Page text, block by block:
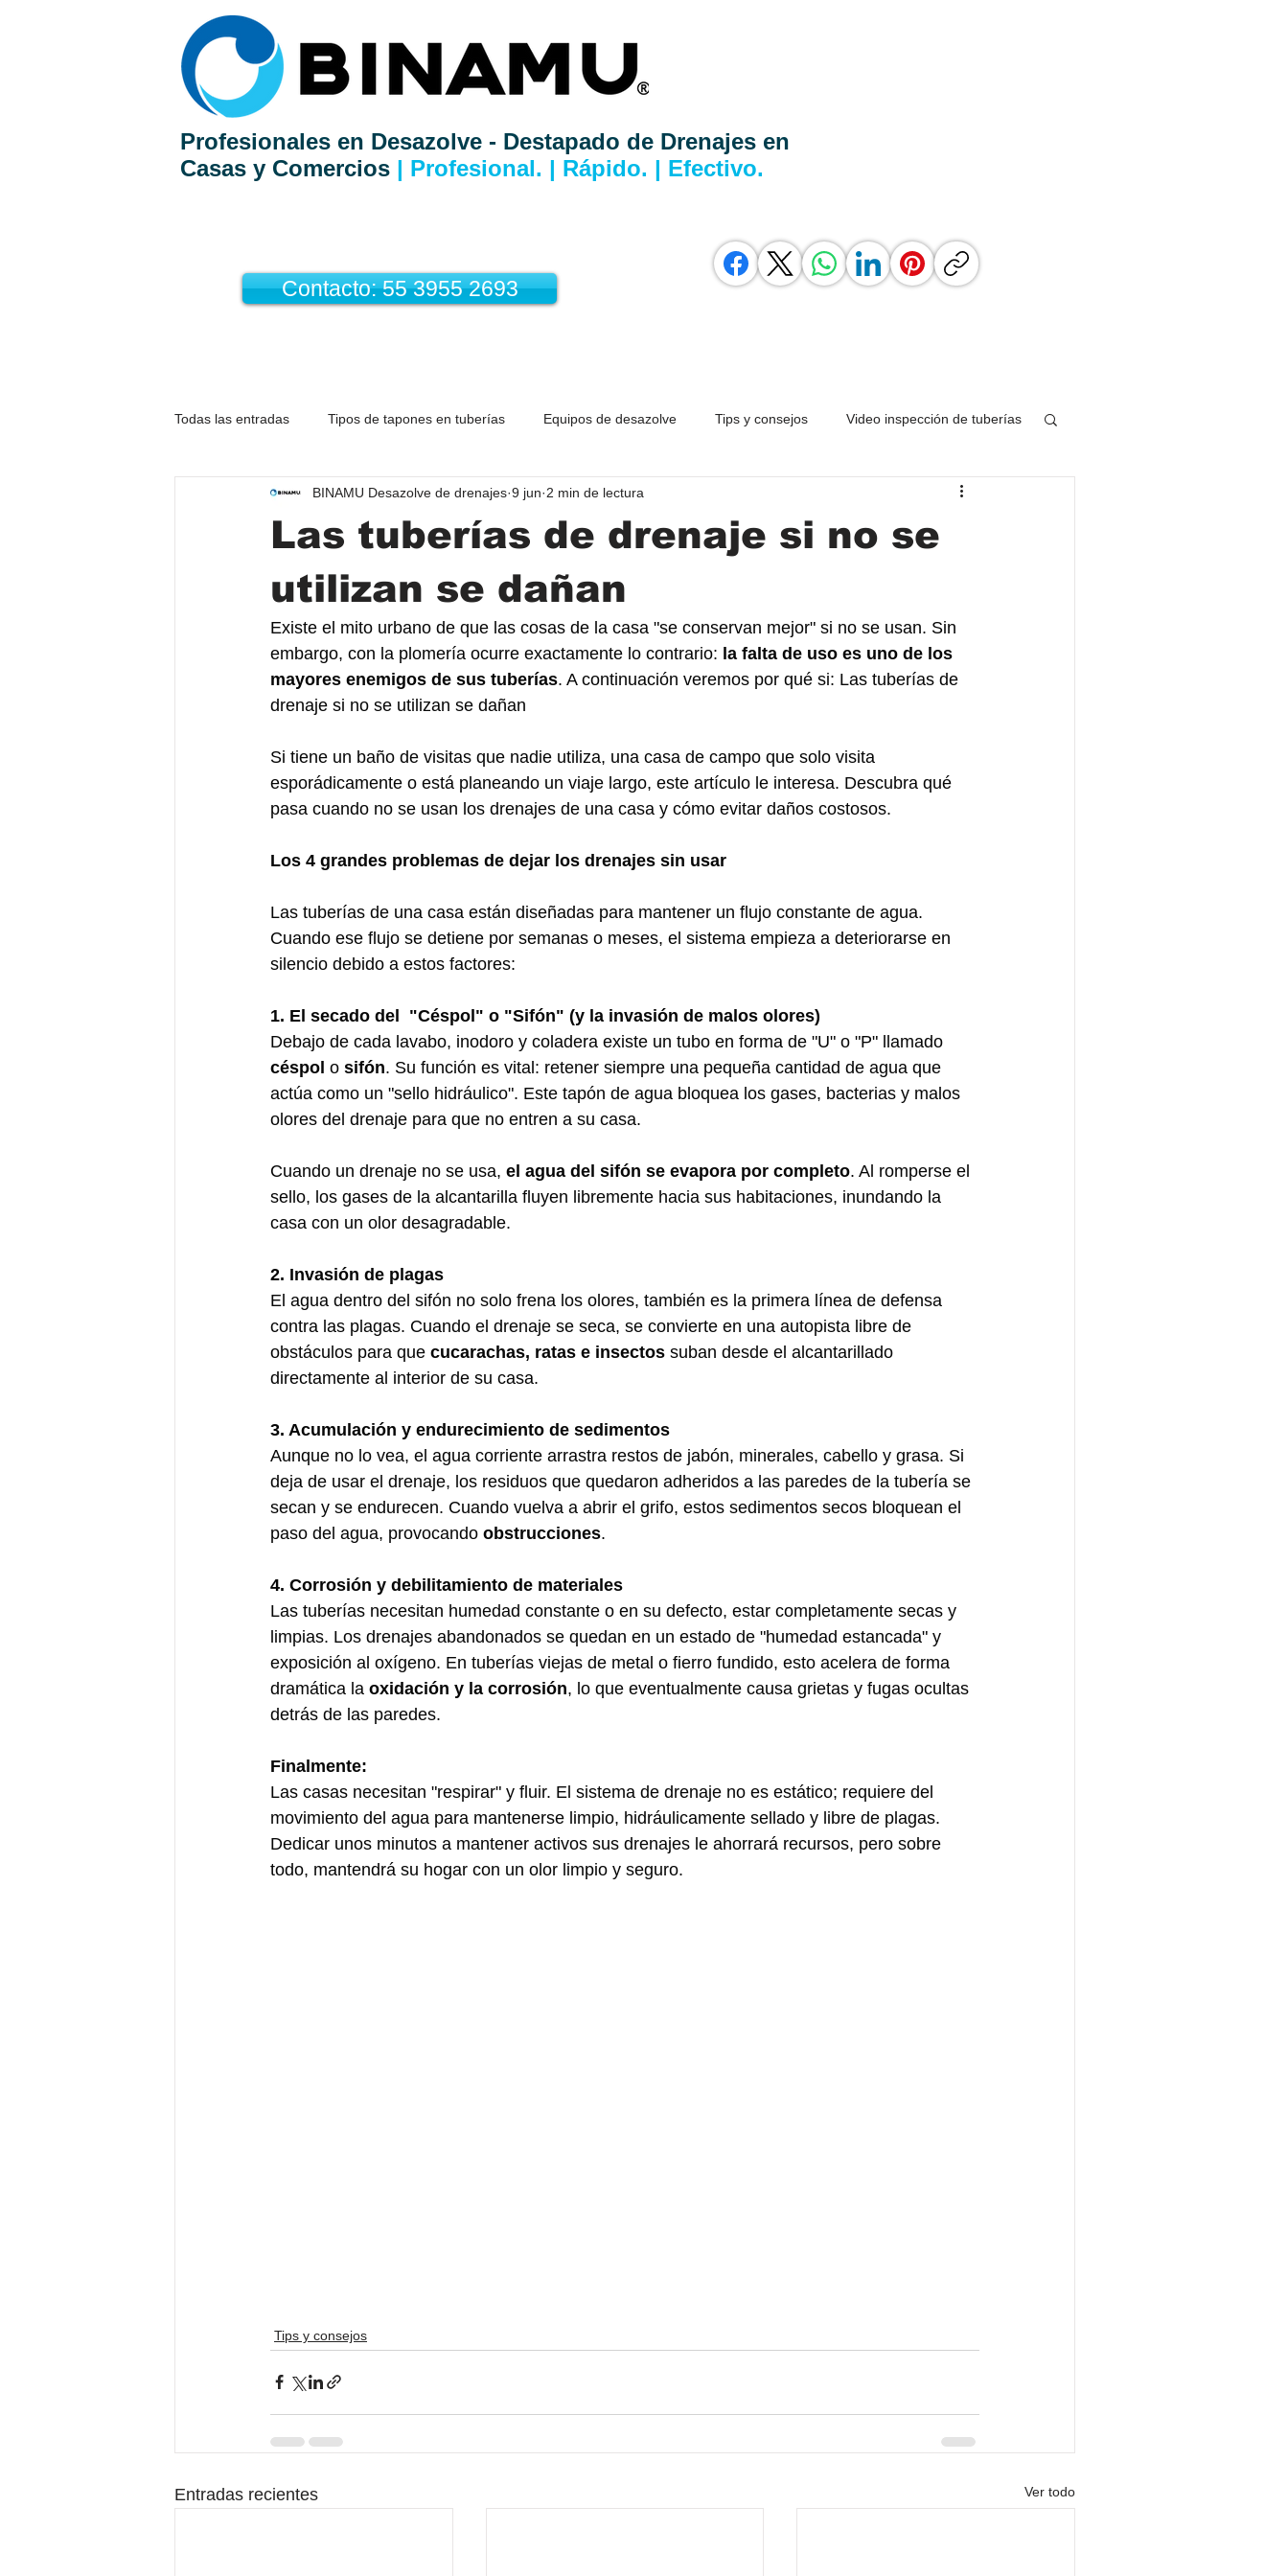
Profesionales en Desazolve - Destapado de Drenajes en
Casas y Comercios | Profesional. | Rápido. | Efectivo.
Contacto: 55 3955 2693
Todas las entradas Tipos de tapones en tuberías Equipos de desazolve Tips y consejos Video inspección de tuberías
Servicios de desazolve
Las tuberías de drenaje si no se
utilizan se dañan
BINAMU Desazolve de drenajes 9 jun 2 min de lectura
Existe el mito urbano de que las cosas de la casa "se conservan mejor" si no se usan. Sin
embargo, con la plomería ocurre exactamente lo contrario: la falta de uso es uno de los
mayores enemigos de sus tuberías. A continuación veremos por qué si: Las tuberías de
drenaje si no se utilizan se dañan
Si tiene un baño de visitas que nadie utiliza, una casa de campo que solo visita
esporádicamente o está planeando un viaje largo, este artículo le interesa. Descubra qué
pasa cuando no se usan los drenajes de una casa y cómo evitar daños costosos.
Los 4 grandes problemas de dejar los drenajes sin usar
Las tuberías de una casa están diseñadas para mantener un flujo constante de agua.
Cuando ese flujo se detiene por semanas o meses, el sistema empieza a deteriorarse en
silencio debido a estos factores:
1. El secado del  "Céspol" o "Sifón" (y la invasión de malos olores)
Debajo de cada lavabo, inodoro y coladera existe un tubo en forma de "U" o "P" llamado
céspol o sifón. Su función es vital: retener siempre una pequeña cantidad de agua que
actúa como un "sello hidráulico". Este tapón de agua bloquea los gases, bacterias y malos
olores del drenaje para que no entren a su casa.
Cuando un drenaje no se usa, el agua del sifón se evapora por completo. Al romperse el
sello, los gases de la alcantarilla fluyen libremente hacia sus habitaciones, inundando la
casa con un olor desagradable.
2. Invasión de plagas
El agua dentro del sifón no solo frena los olores, también es la primera línea de defensa
contra las plagas. Cuando el drenaje se seca, se convierte en una autopista libre de
obstáculos para que cucarachas, ratas e insectos suban desde el alcantarillado
directamente al interior de su casa.
3. Acumulación y endurecimiento de sedimentos
Aunque no lo vea, el agua corriente arrastra restos de jabón, minerales, cabello y grasa. Si
deja de usar el drenaje, los residuos que quedaron adheridos a las paredes de la tubería se
secan y se endurecen. Cuando vuelva a abrir el grifo, estos sedimentos secos bloquean el
paso del agua, provocando obstrucciones.
4. Corrosión y debilitamiento de materiales
Las tuberías necesitan humedad constante o en su defecto, estar completamente secas y
limpias. Los drenajes abandonados se quedan en un estado de "humedad estancada" y
exposición al oxígeno. En tuberías viejas de metal o fierro fundido, esto acelera de forma
dramática la oxidación y la corrosión, lo que eventualmente causa grietas y fugas ocultas
detrás de las paredes.
Finalmente:
Las casas necesitan "respirar" y fluir. El sistema de drenaje no es estático; requiere del
movimiento del agua para mantenerse limpio, hidráulicamente sellado y libre de plagas.
Dedicar unos minutos a mantener activos sus drenajes le ahorrará recursos, pero sobre
todo, mantendrá su hogar con un olor limpio y seguro.
Tips y consejos
Entradas recientes Ver todo